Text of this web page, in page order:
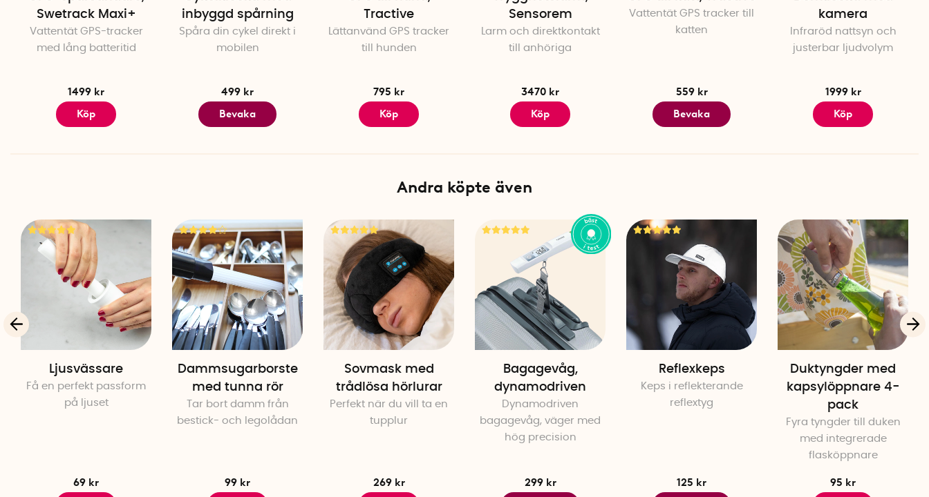
5. Skanna QR-koden på spåraren eller ange ID manuellt.
6. Ge spåraren ett namn - t.ex. "bil", "båt" eller "lastcykel".
7. Gå ut utomhus och skaka spåraren snabbt i 10 sekunder - låt den därefter stå
utomhus i 5 minuter medan den tar emot en GPS-signal.
9. Testa anslutningen där du tänker montera spåraren.
10. Montera spåraren med den det medföljande klistret när du är säker på att
anslutningen är bra. OBS
: Undvik för mycket metall runt spåraren - metall reflekterar
inomhus kan den ge felaktiga eller inga koordinater, vilket visas i appen som "Dålig
signal" eller "Ingen signal".
Specifikationer
Färg: Välj mellan svart eller vit
Längd: 6,4 cm
Bredd: 6,5 cm
Höjd: 2,3 cm
Batteritid: 4 år (vid 1 spårning per dag)
Möjligt att byta batteri: Ja
IP67 vatten- och dammtålig
Fullständig GSM/GPS-täckning i alla EU-länder, Norge och Storbritannien
Tillverkningsland: Danmark
Swetrack Maxi+
Vattentät GPS-tracker
med lång batteritid
1499 kr
Köp
inbyggd spårning
Spåra din cykel direkt i
mobilen
499 kr
Bevaka
Tractive
Lättanvänd GPS tracker
till hunden
795 kr
Köp
Sensorem
Larm och direktkontakt
till anhöriga
3470 kr
Köp
Vattentät GPS tracker till
katten
559 kr
Bevaka
kamera
Infraröd nattsyn och
justerbar ljudvolym
1999 kr
Köp
Andra köpte även
Ljusvässare
Få en perfekt passform
på ljuset
69 kr
Dammsugarborste
med tunna rör
Tar bort damm från
bestick- och legolådan
99 kr
Sovmask med
trådlösa hörlurar
Perfekt när du vill ta en
tupplur
269 kr
Bagagevåg,
dynamodriven
Dynamodriven
bagagevåg, väger med
hög precision
299 kr
Reflexkeps
Keps i reflekterande
reflextyg
125 kr
Duktyngder med
kapsylöppnare 4-
pack
Fyra tyngder till duken
med integrerade
flasköppnare
95 kr